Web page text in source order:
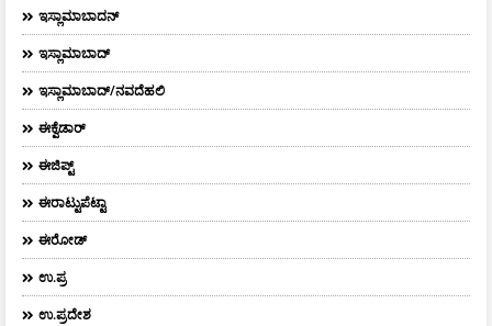
ಇಸ್ಲಾಮಾಬಾದನ್
ಇಸ್ಲಾಮಾಬಾದ್
ಇಸ್ಲಾಮಾಬಾದ್/ನವದೆಹಲಿ
ಈಕ್ವೆಡಾರ್‌
ಈಜಿಪ್ಟ್
ಈರಾಟ್ಟುಪೆಟ್ಟಾ
ಈರೋಡ್
ಉ.ಪ್ರ
ಉ.ಪ್ರದೇಶ